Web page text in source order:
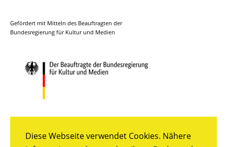
Diese Webseite verwendet Cookies. Nähere
Gefördert mit Mitteln des Beauftragten der
Bundesregierung für Kultur und Medien